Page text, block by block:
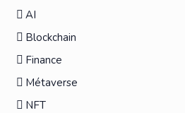
AI
Blockchain
Finance
Métaverse
NFT